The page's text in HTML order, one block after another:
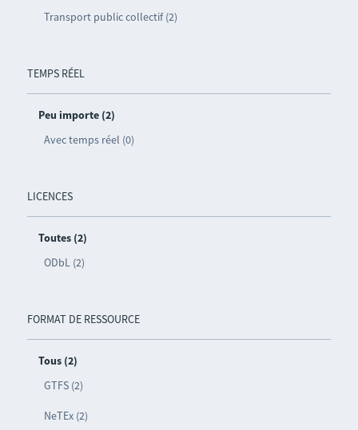
Transport public collectif (2)
TEMPS RÉEL
Peu importe (2)
Avec temps réel (0)
LICENCES
Toutes (2)
ODbL (2)
FORMAT DE RESSOURCE
Tous (2)
GTFS (2)
NeTEx (2)